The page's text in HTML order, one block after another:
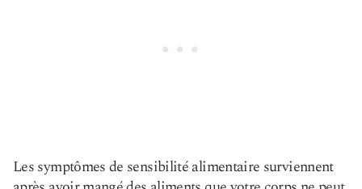
Les symptômes de sensibilité alimentaire surviennent